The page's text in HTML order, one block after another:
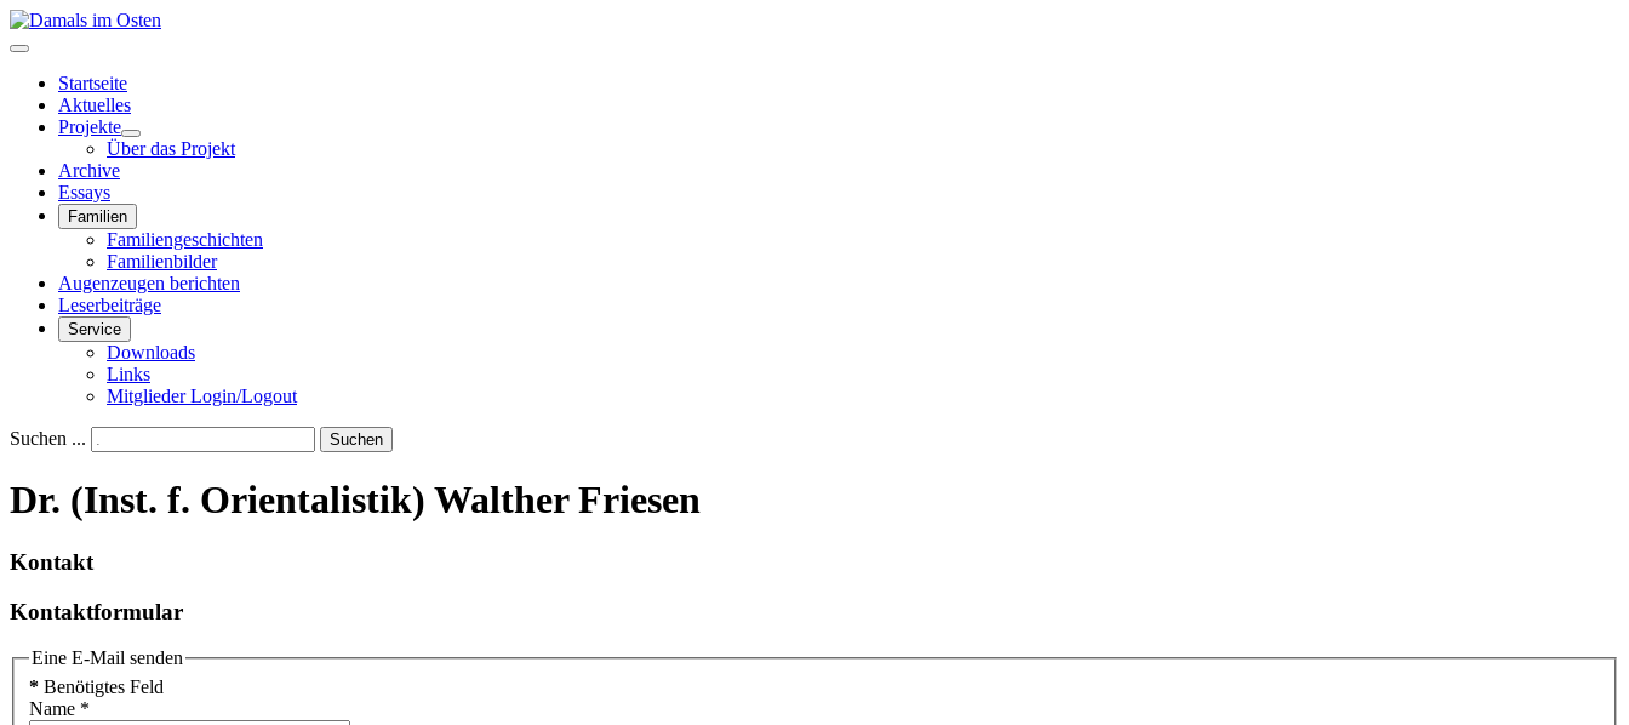
Startseite
Aktuelles
Projekte
Über das Projekt
Archive
Essays
Familien
Familiengeschichten
Familienbilder
Augenzeugen berichten
Leserbeiträge
Service
Downloads
Links
Mitglieder Login/Logout
Suchen ... Suchen
Dr. (Inst. f. Orientalistik) Walther Friesen
Kontakt
Kontaktformular
Eine E-Mail senden
* Benötigtes Feld
Name *